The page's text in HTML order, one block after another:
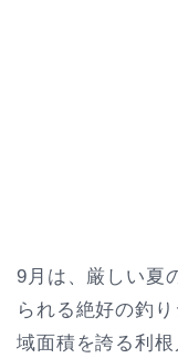
9月は、厳しい夏
られる絶好の釣
域面積を誇る利